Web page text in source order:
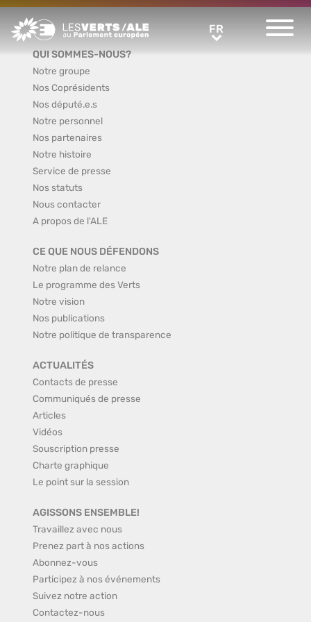
Greens/EFA Home FR
QUI SOMMES-NOUS?
Notre groupe
Nos Coprésidents
Nos député.e.s
Notre personnel
Nos partenaires
Notre histoire
Service de presse
Nos statuts
Nous contacter
A propos de l'ALE
CE QUE NOUS DÉFENDONS
Notre plan de relance
Le programme des Verts
Notre vision
Nos publications
Notre politique de transparence
ACTUALITÉS
Contacts de presse
Communiqués de presse
Articles
Vidéos
Souscription presse
Charte graphique
Le point sur la session
AGISSONS ENSEMBLE!
Travaillez avec nous
Prenez part à nos actions
Abonnez-vous
Participez à nos événements
Suivez notre action
Contactez-nous